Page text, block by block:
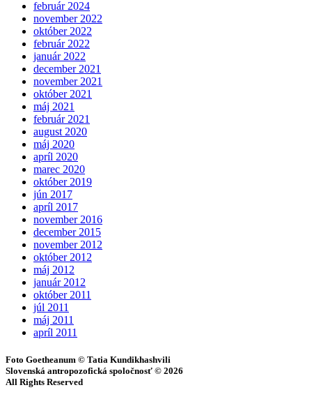
február 2024
november 2022
október 2022
február 2022
január 2022
december 2021
november 2021
október 2021
máj 2021
február 2021
august 2020
máj 2020
apríl 2020
marec 2020
október 2019
jún 2017
apríl 2017
november 2016
december 2015
november 2012
október 2012
máj 2012
január 2012
október 2011
júl 2011
máj 2011
apríl 2011
Foto Goetheanum © Tatia Kundikhashvili
Slovenská antropozofická spoločnosť © 2026
All Rights Reserved